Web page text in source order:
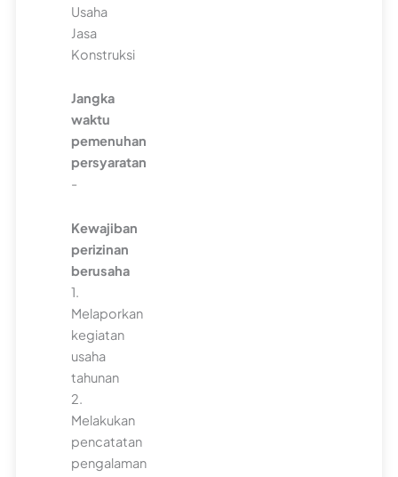
Usaha
Jasa
Konstruksi
Jangka
waktu
pemenuhan
persyaratan
-
Kewajiban
perizinan
berusaha
1.
Melaporkan
kegiatan
usaha
tahunan
2.
Melakukan
pencatatan
pengalaman